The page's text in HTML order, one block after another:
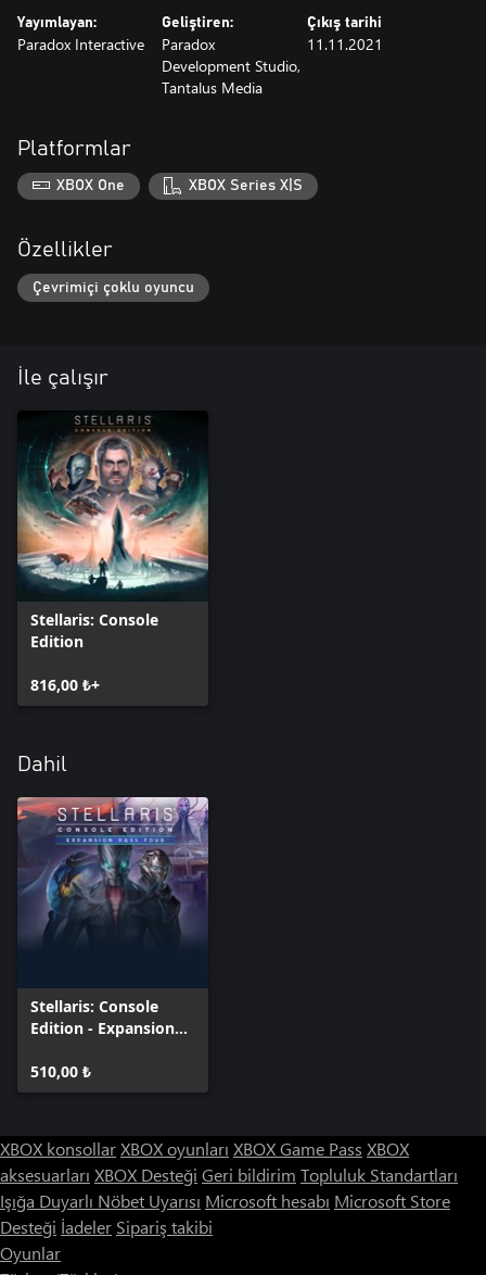
Yayımlayan:
Paradox Interactive
Geliştiren:
Paradox
Development Studio,
Tantalus Media
Çıkış tarihi
11.11.2021
Platformlar
XBOX One XBOX Series X|S
Özellikler
Çevrimiçi çoklu oyuncu
İle çalışır
Stellaris: Console
Edition
816,00 ₺+
Dahil
Stellaris: Console
Edition - Expansion
510,00 ₺
XBOX konsollarXBOX oyunları XBOX Game Pass XBOX
aksesuarları XBOX Desteği Geri bildirim Topluluk Standartları
Işığa Duyarlı Nöbet Uyarısı Microsoft hesabı Microsoft Store
Desteği İadeler Sipariş takibi
Oyunlar